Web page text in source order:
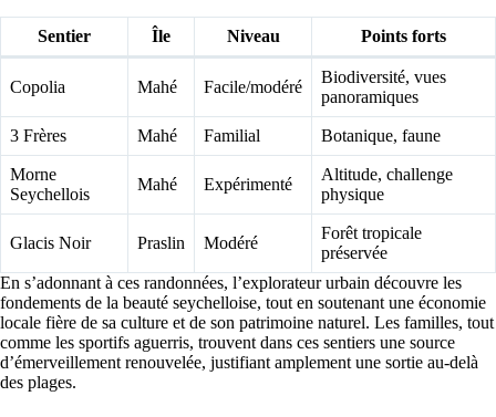
Sentier Île Niveau Points forts
Copolia Mahé Facile/modéré
Biodiversité, vues
panoramiques
3 Frères Mahé Familial Botanique, faune
Morne
Seychellois
Mahé Expérimenté
Altitude, challenge
physique
Glacis Noir Praslin Modéré
Forêt tropicale
préservée
En s’adonnant à ces randonnées, l’explorateur urbain découvre les
fondements de la beauté seychelloise, tout en soutenant une économie
locale fière de sa culture et de son patrimoine naturel. Les familles, tout
comme les sportifs aguerris, trouvent dans ces sentiers une source
d’émerveillement renouvelée, justifiant amplement une sortie au-delà
des plages.